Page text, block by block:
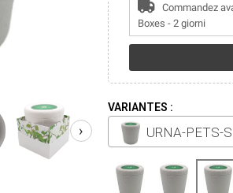
›
Commandez
Boxes - 2 giorni
VARIANTES :
URNA-PETS-